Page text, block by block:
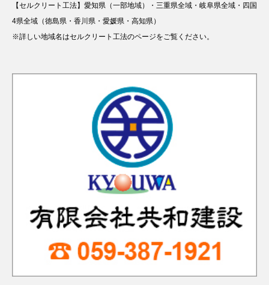
【セルクリート工法】愛知県（一部地域）・三重県全域・岐阜県全域・四国
4県全域（徳島県・香川県・愛媛県・高知県）
※詳しい地域名はセルクリート工法のページをご覧ください。